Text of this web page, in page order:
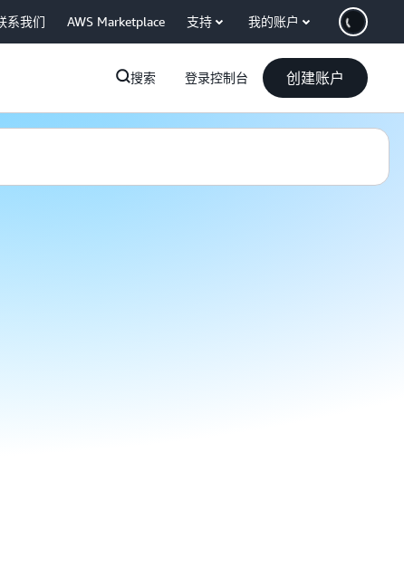
系我们 AWS Marketplace 支持 我的账户
搜索 登录控制台 创建账户